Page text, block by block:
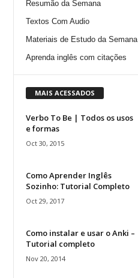
Resumão da Semana
Textos Com Audio
Materiais de Estudo da Semana
Aprenda inglês com citações
MAIS ACESSADOS
Verbo To Be | Todos os usos
e formas
Oct 30, 2015
Como Aprender Inglês
Sozinho: Tutorial Completo
Oct 29, 2017
Como instalar e usar o Anki –
Tutorial completo
Nov 20, 2014